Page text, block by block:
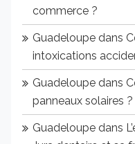
commerce ?
Guadeloupe dans
intoxications
Guadeloupe dans
panneaux solaires ?
Guadeloupe dans